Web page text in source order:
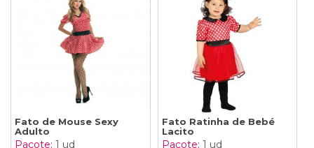
Fato de Mouse Sexy
Adulto
Pacote: 1 ud
Fato Ratinha de Bebé
Lacito
Pacote: 1 ud